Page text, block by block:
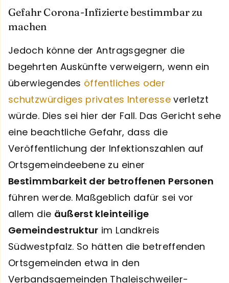
Gefahr Corona-Infizierte bestimmbar zu
machen
Jedoch könne der Antragsgegner die
begehrten Auskünfte verweigern, wenn ein
überwiegendes öffentliches oder
schutzwürdiges privates Interesseverletzt
würde. Dies sei hier der Fall. Das Gericht sehe
eine beachtliche Gefahr, dass die
Veröffentlichung der Infektionszahlen auf
Ortsgemeindeebene zu einer
Bestimmbarkeit der betroffenen Personen
führen werde. Maßgeblich dafür sei vor
allem die äußerst kleinteilige
Gemeindestruktur im Landkreis
Südwestpfalz. So hätten die betreffenden
Ortsgemeinden etwa in den
Verbandsgemeinden Thaleischweiler-